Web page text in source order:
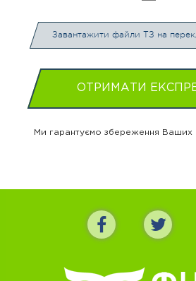
Завантажити файли ТЗ на
ОТРИМАТИ
Ми гарантуємо збереження Ваших